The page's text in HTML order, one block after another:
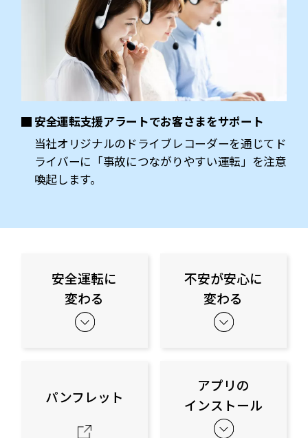
安全運転支援アラートでお客さまをサポート
当社オリジナルのドライブレコーダーを通じてド
ライバーに「事故につながりやすい運転」を注意
喚起します。
安全運転に
変わる
不安が安心に
変わる
パンフレット
アプリの
インストール